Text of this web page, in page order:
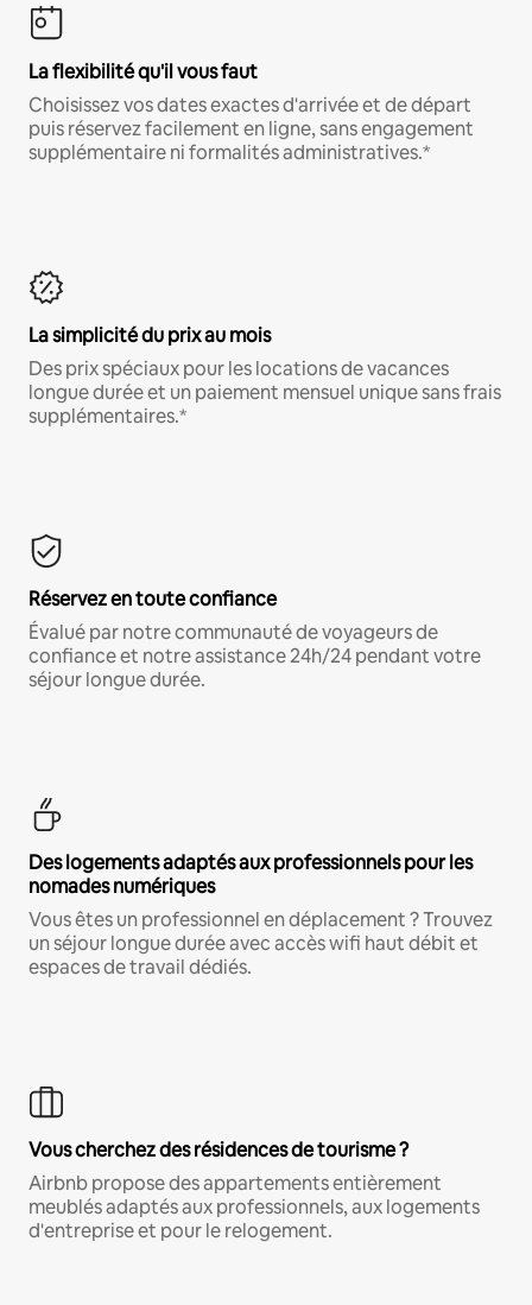
La flexibilité qu'il vous faut
Choisissez vos dates exactes d'arrivée et de départ
puis réservez facilement en ligne, sans engagement
supplémentaire ni formalités administratives.*
La simplicité du prix au mois
Des prix spéciaux pour les locations de vacances
longue durée et un paiement mensuel unique sans frais
supplémentaires.*
Réservez en toute confiance
Évalué par notre communauté de voyageurs de
confiance et notre assistance 24h/24 pendant votre
séjour longue durée.
Des logements adaptés aux professionnels pour les
nomades numériques
Vous êtes un professionnel en déplacement ? Trouvez
un séjour longue durée avec accès wifi haut débit et
espaces de travail dédiés.
Vous cherchez des résidences de tourisme ?
Airbnb propose des appartements entièrement
meublés adaptés aux professionnels, aux logements
d'entreprise et pour le relogement.